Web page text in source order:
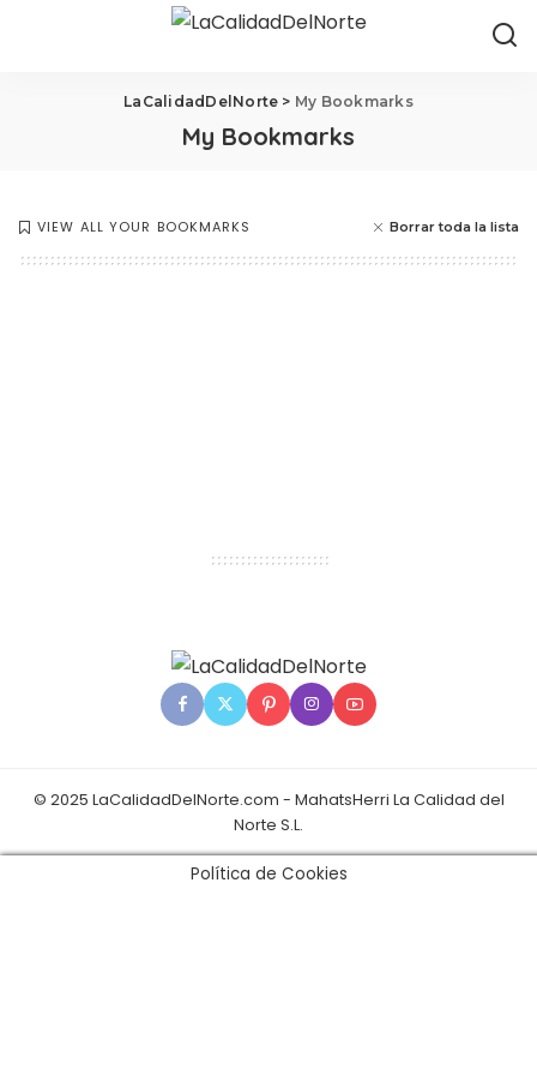
LaCalidadDelNorte > My Bookmarks
My Bookmarks
VIEW ALL YOUR BOOKMARKS Borrar toda la lista
© 2025 LaCalidadDelNorte.com - MahatsHerri La Calidad del
Norte S.L.
Política de Cookies